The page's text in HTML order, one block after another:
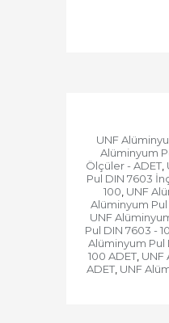
UNF
Alüminyum
Ölçüler - ADET,
Pul DIN 7603
100, UNF
Alüminyum
UNF
Pul DIN 7603 -
Alüminyum Pul
100 ADET, UNF
ADET, UNF